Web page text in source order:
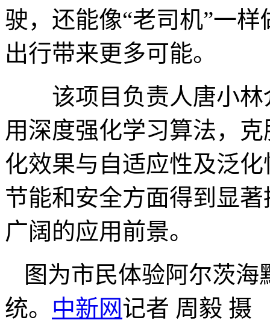
驶，还能像“老司机”一
出行带来更多可能。
该项目负责人唐小林
用深度强化学习算法，
化效果与自适应性及泛
节能和安全方面得到显
广阔的应用前景。
图为市民体验阿尔茨
统。 中新网记者 周毅 摄